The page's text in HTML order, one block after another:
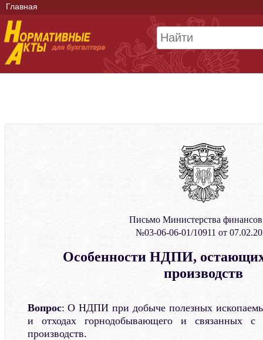
Главная
Письмо Министерства
№03-06-06-01/10911 от
Особенности НДПИ,
производств
Вопрос: О НДПИ при добыче полезных
и отходах горнодобывающего и связанных с
производств.